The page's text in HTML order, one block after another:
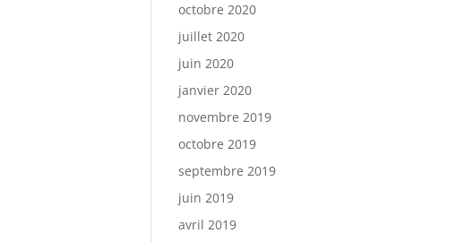
octobre 2020
juillet 2020
juin 2020
janvier 2020
novembre 2019
octobre 2019
septembre 2019
juin 2019
avril 2019